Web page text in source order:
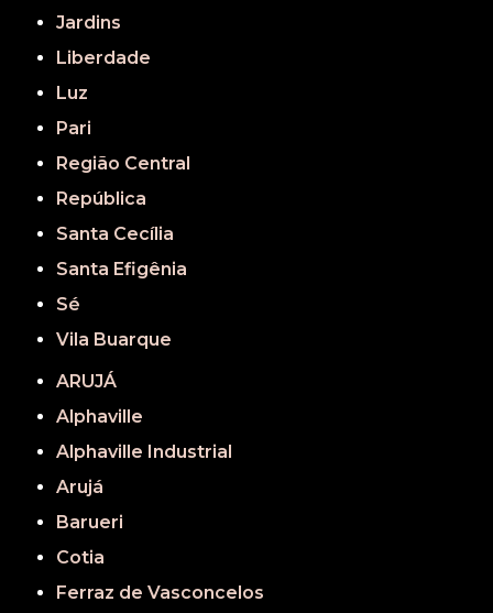
Jardins
Liberdade
Luz
Pari
Região Central
República
Santa Cecília
Santa Efigênia
Sé
Vila Buarque
ARUJÁ
Alphaville
Alphaville Industrial
Arujá
Barueri
Cotia
Ferraz de Vasconcelos